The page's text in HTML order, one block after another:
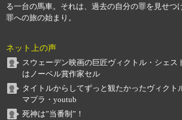
る一台の馬車。それは、過去の自分の罪を見せつ
罪への旅の始まり。
ネット上の声
スウェーデン映画の巨匠ヴィクトル・シェ
はノーベル賞作家セル
タイトルからしてずっと観たかったヴィクト
マプラ・youtub
死神は”当番制”！